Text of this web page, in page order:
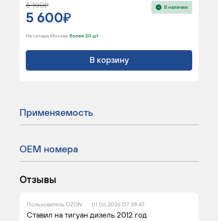
6 100
5 600
В наличии
На складе Москва :более 20 шт.
В корзину
Применяемость
ОЕМ номера
Отзывы
Пользователь OZON 01.06.2026 07:38:47
Ставил на тигуан дизель 2012 год